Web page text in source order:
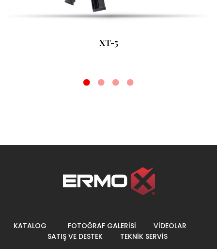
XT-5
KATALOG FOTOĞRAF GALERİSİ
VİDEOLAR
SATIŞ VE DESTEK
TEKNİK SERVİS